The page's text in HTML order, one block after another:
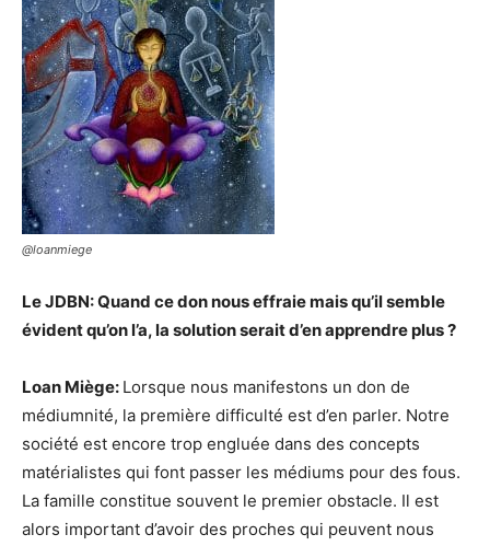
@loanmiege
Le JDBN: Quand ce don nous effraie mais qu’il semble
évident qu’on l’a, la solution serait d’en apprendre plus ?
Loan Miège: Lorsque nous manifestons un don de
médiumnité, la première difficulté est d’en parler. Notre
société est encore trop engluée dans des concepts
matérialistes qui font passer les médiums pour des fous.
La famille constitue souvent le premier obstacle. Il est
alors important d’avoir des proches qui peuvent nous